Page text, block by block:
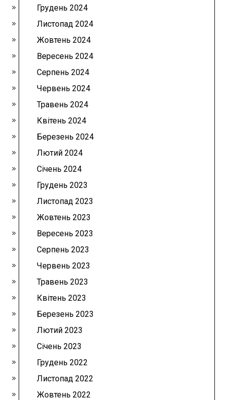
Грудень 2024
Листопад 2024
Жовтень 2024
Вересень 2024
Серпень 2024
Червень 2024
Травень 2024
Квітень 2024
Березень 2024
Лютий 2024
Січень 2024
Грудень 2023
Листопад 2023
Жовтень 2023
Вересень 2023
Серпень 2023
Червень 2023
Травень 2023
Квітень 2023
Березень 2023
Лютий 2023
Січень 2023
Грудень 2022
Листопад 2022
Жовтень 2022